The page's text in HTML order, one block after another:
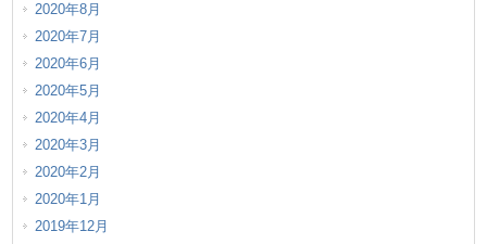
2020年8月
2020年7月
2020年6月
2020年5月
2020年4月
2020年3月
2020年2月
2020年1月
2019年12月